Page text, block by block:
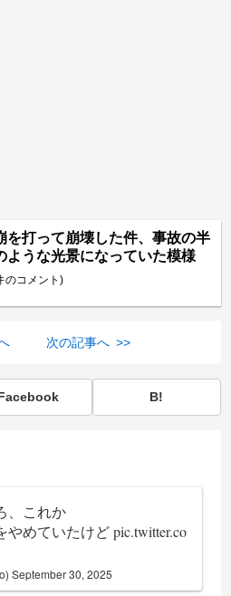
を打って崩壊した件、事故の半
ような光景になっていた模様
のコメント)
次の記事へ >>
B!
、これか
やめていたけどpic.twitter.co
September 30, 2025